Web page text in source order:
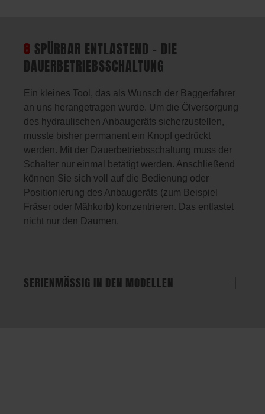
8 SPÜRBAR ENTLASTEND – DIE
DAUERBETRIEBSSCHALTUNG
Ein kleines Tool, das als Wunsch der Baggerfahrer
an uns herangetragen wurde. Um die Ölversorgung
des hydraulischen Anbaugeräts sicherzustellen,
musste bisher permanent ein Knopf gedrückt
werden. Mit der Dauerbetriebsschaltung muss der
Schalter nur einmal betätigt werden. Anschließend
können Sie sich voll auf die Bedienung oder
Positionierung des Anbaugeräts (zum Beispiel
Fräser oder Mähkorb) konzentrieren. Das entlastet
nicht nur den Daumen.
SERIENMÄSSIG IN DEN MODELLEN